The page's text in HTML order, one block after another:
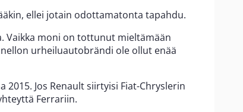
ellei jotain odottamatonta tapahdu.
Vaikka moni on tottunut mieltämään
urheiluautobrändi ole ollut enää
Jos Renault siirtyisi Fiat-Chryslerin
Ferrariin.